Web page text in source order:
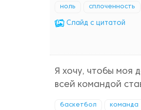
ноль сплоченность
Cлайд с цитатой
Я хочу, чтобы моя
всей командой
баскетбол команда